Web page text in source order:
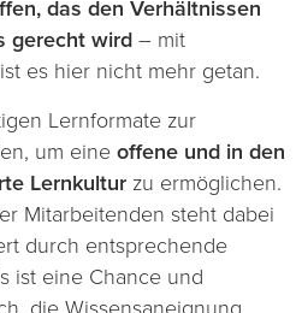
das den Verhältnissen
gerecht wird – mit
es hier nicht mehr getan.
Lernformate zur
um eine offene und in den
Lernkultur zu ermöglichen.
Mitarbeitenden steht dabei
durch entsprechende
ist eine Chance und